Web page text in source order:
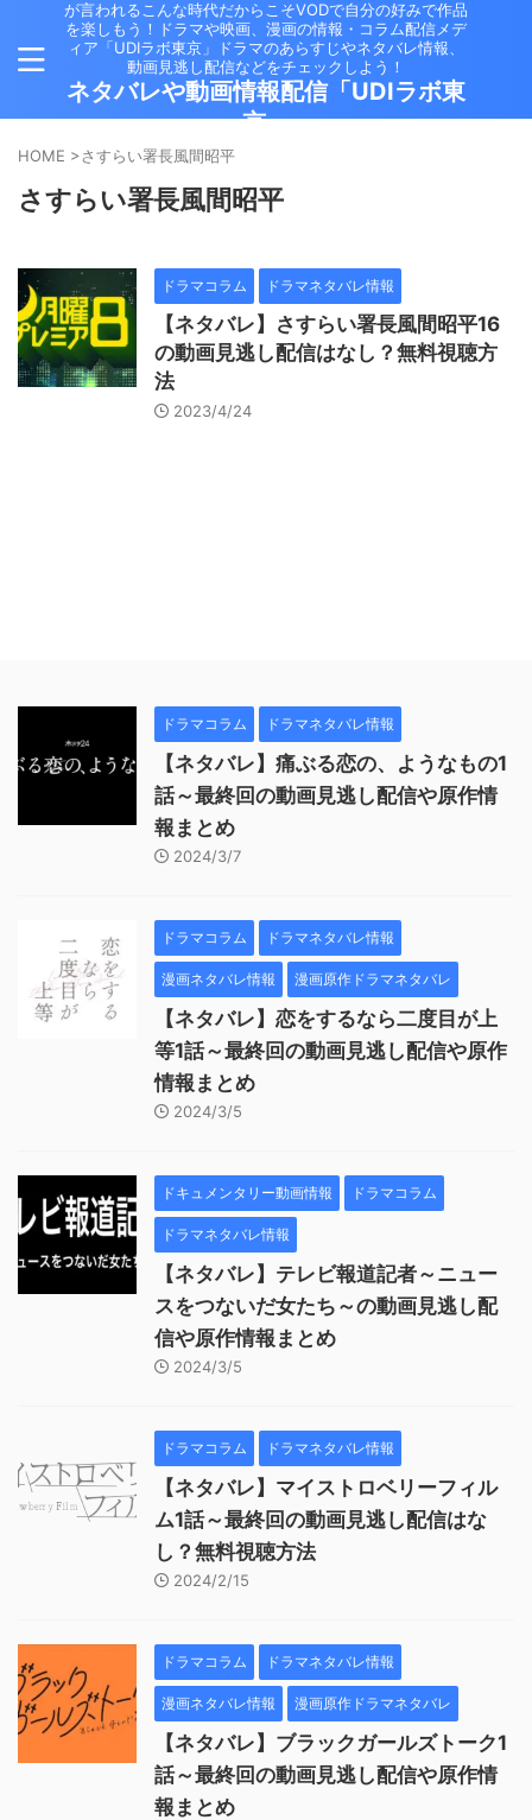
が言われるこんな時代だからこそVODで自分の好みで作品
を楽しもう！ドラマや映画、漫画の情報・コラム配信メデ
ィア「UDIラボ東京」ドラマのあらすじやネタバレ情報、
動画見逃し配信などをチェックしよう！
ネタバレや動画情報配信「UDIラボ東
京」
HOME >さすらい署長風間昭平
さすらい署長風間昭平
ドラマコラム ドラマネタバレ情報
【ネタバレ】さすらい署長風間昭平16
の動画見逃し配信はなし？無料視聴方
法
2023/4/24
ドラマコラム ドラマネタバレ情報
【ネタバレ】痛ぶる恋の、ようなもの1
話～最終回の動画見逃し配信や原作情
報まとめ
2024/3/7
ドラマコラム ドラマネタバレ情報
漫画ネタバレ情報 漫画原作ドラマネタバレ
【ネタバレ】恋をするなら二度目が上
等1話～最終回の動画見逃し配信や原作
情報まとめ
2024/3/5
ドキュメンタリー動画情報 ドラマコラム
ドラマネタバレ情報
【ネタバレ】テレビ報道記者～ニュー
スをつないだ女たち～の動画見逃し配
信や原作情報まとめ
2024/3/5
ドラマコラム ドラマネタバレ情報
【ネタバレ】マイストロベリーフィル
ム1話～最終回の動画見逃し配信はな
し？無料視聴方法
2024/2/15
ドラマコラム ドラマネタバレ情報
漫画ネタバレ情報 漫画原作ドラマネタバレ
【ネタバレ】ブラックガールズトーク1
話～最終回の動画見逃し配信や原作情
報まとめ